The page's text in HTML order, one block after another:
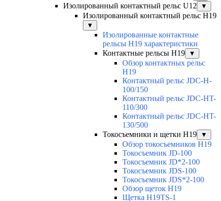
Изолированный контактный рельс U12 ▼
Изолированный контактный рельс Н19
▼
Изолированные контактные
рельсы Н19 характеристики
Контактные рельсы H19
▼
Обзор контактных рельс
H19
Контактный рельс JDC-H-
100/150
Контактный рельс JDC-HT-
110/300
Контактный рельс JDC-HT-
130/500
Токосъемники и щетки H19
▼
Обзор токосъемников H19
Токосъемник JD-100
Токосъемник JD*2-100
Токосъемник JDS-100
Токосъемник JDS*2-100
Обзор щеток H19
Щетка H19TS-1